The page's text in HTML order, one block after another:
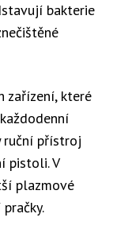
bakterie
zařízení, které
ruční přístroj
pistoli. V
plazmové